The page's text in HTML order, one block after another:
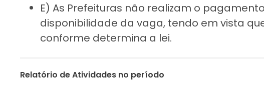
E) As Prefeituras não realizam o
disponibilidade da vaga, tendo em vista
conforme determina a lei.
Relatório de Atividades no período